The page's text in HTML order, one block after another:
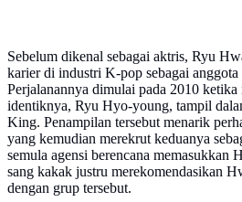
Sebelum dikenal sebagai aktris, Ryu
karier di industri K-pop sebagai
Perjalanannya dimulai pada 2010 ketika
identiknya, Ryu Hyo-young, tampil
King. Penampilan tersebut menarik
yang kemudian merekrut keduanya
semula agensi berencana memasukkan
sang kakak justru merekomendasikan
dengan grup tersebut.